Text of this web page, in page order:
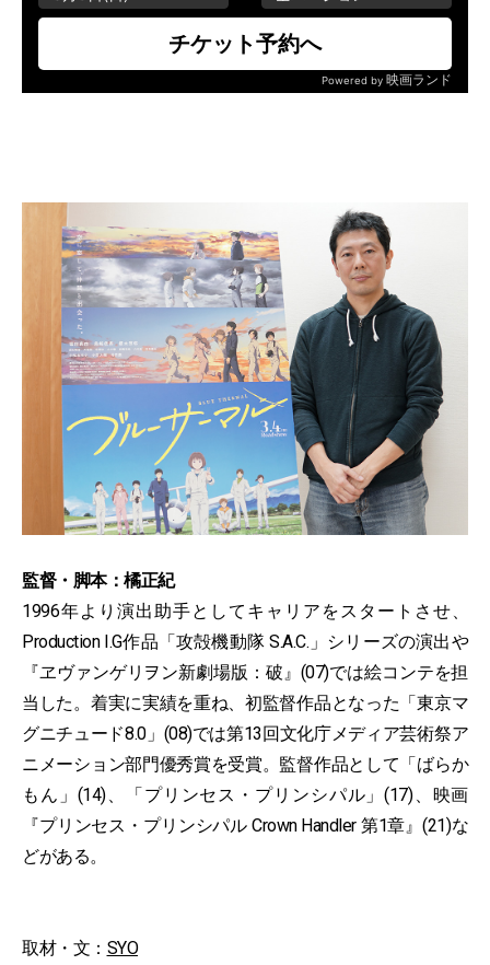
監督・脚本：橘正紀
1996年より演出助手としてキャリアをスタートさせ、
Production I.G作品「攻殻機動隊 S.A.C.」シリーズの演出や
『ヱヴァンゲリヲン新劇場版：破』(07)では絵コンテを担
当した。着実に実績を重ね、初監督作品となった「東京マ
グニチュード8.0」(08)では第13回文化庁メディア芸術祭ア
ニメーション部門優秀賞を受賞。監督作品として「ばらか
もん」(14)、「プリンセス・プリンシパル」(17)、映画
『プリンセス・プリンシパル Crown Handler 第1章』(21)な
どがある。
取材・文： SYO